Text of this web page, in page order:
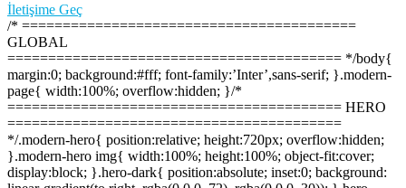
İletişime Geç
/* =========================================
GLOBAL
========================================= */body{
margin:0; background:#fff; font-family:’Inter’,sans-serif; }.modern-
page{ width:100%; overflow:hidden; }/*
========================================= HERO
=========================================
*/.modern-hero{ position:relative; height:720px; overflow:hidden;
}.modern-hero img{ width:100%; height:100%; object-fit:cover;
display:block; }.hero-dark{ position:absolute; inset:0; background: